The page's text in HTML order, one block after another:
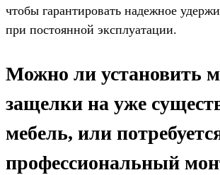
чтобы гарантировать надежное
при постоянной эксплуатации.
Можно ли установить
защелки на уже
мебель, или
профессиональный